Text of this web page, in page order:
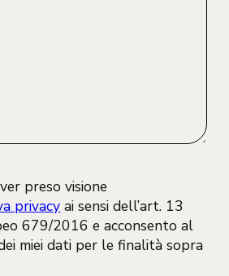
preso visione
privacy ai sensi dell’art. 13
679/2016 e acconsento al
miei dati per le finalità sopra